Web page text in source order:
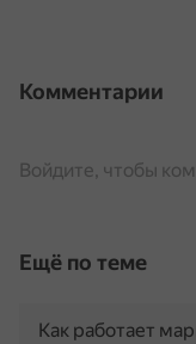
Комментарии
Войдите, чтобы
Ещё по теме
Как работает